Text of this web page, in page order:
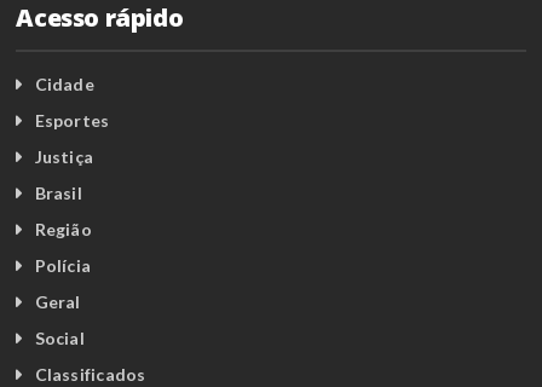
Acesso rápido
Cidade
Esportes
Justiça
Brasil
Região
Polícia
Geral
Social
Classificados